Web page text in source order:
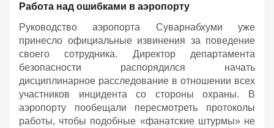
Работа над ошибками в аэропорту
Руководство аэропорта Суварнабхуми уже
принесло официальные извинения за поведение
своего сотрудника. Директор департамента
безопасности распорядился начать
дисциплинарное расследование в отношении всех
участников инцидента со стороны охраны. В
аэропорту пообещали пересмотреть протоколы
работы, чтобы подобные «фанатские штурмы» не